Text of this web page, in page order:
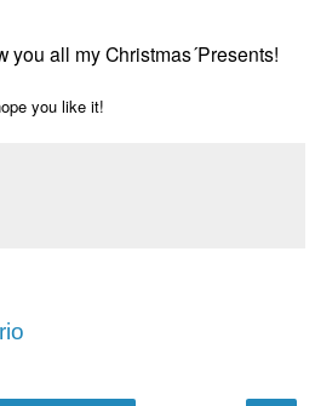
you all my Christmas´Presents!
you like it!